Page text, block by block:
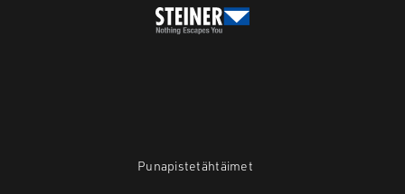
Punapistetähtäimet